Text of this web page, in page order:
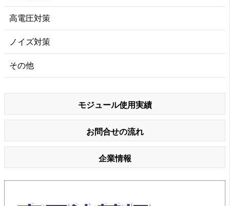
高電圧対策
ノイズ対策
その他
モジュール使用実績
お問合せの流れ
企業情報